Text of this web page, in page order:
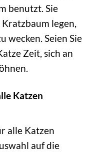
benutzt. Sie
legen,
wecken. Seien Sie
Zeit, sich an
Katzen
alle Katzen
auf die